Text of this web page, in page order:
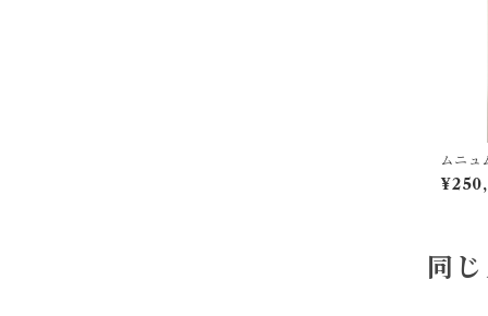
ムニュ
ル 絵画
同